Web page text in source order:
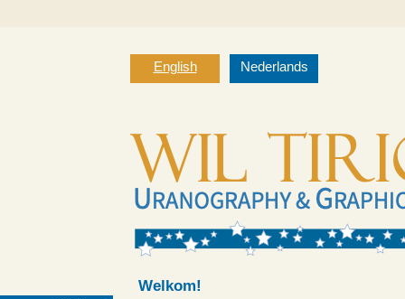
English Nederlands
Welkom!